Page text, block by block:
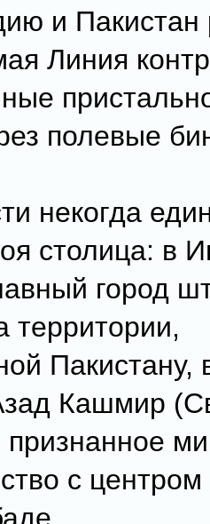
и Пакистан
Линия
полевые
некогда
столица: в
город
Пакистану,
Кашмир
с центром